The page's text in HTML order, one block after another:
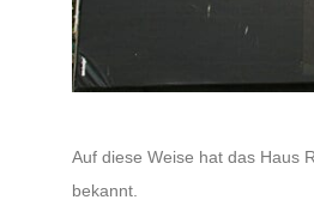
Auf diese Weise hat das Haus
bekannt.